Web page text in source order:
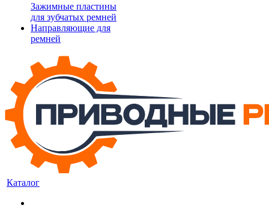
Зажимные пластины
для зубчатых ремней
Направляющие для
ремней
Каталог